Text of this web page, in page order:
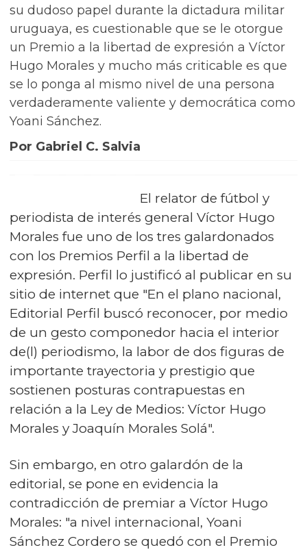
su dudoso papel durante la dictadura militar
uruguaya, es cuestionable que se le otorgue
un Premio a la libertad de expresión a Víctor
Hugo Morales y mucho más criticable es que
se lo ponga al mismo nivel de una persona
verdaderamente valiente y democrática como
Yoani Sánchez.
Por Gabriel C. Salvia
El relator de fútbol y
periodista de interés general Víctor Hugo
Morales fue uno de los tres galardonados
con los Premios Perfil a la libertad de
expresión. Perfil lo justificó al publicar en su
sitio de internet que "En el plano nacional,
Editorial Perfil buscó reconocer, por medio
de un gesto componedor hacia el interior
de(l) periodismo, la labor de dos figuras de
importante trayectoria y prestigio que
sostienen posturas contrapuestas en
relación a la Ley de Medios: Víctor Hugo
Morales y Joaquín Morales Solá".
Sin embargo, en otro galardón de la
editorial, se pone en evidencia la
contradicción de premiar a Víctor Hugo
Morales: "a nivel internacional, Yoani
Sánchez Cordero se quedó con el Premio